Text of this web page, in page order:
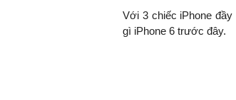
Với 3 chiếc iPhone
gì iPhone 6 trước đây.